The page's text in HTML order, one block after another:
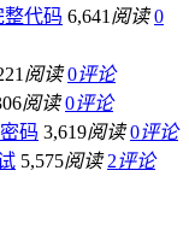
整代码 6,641 阅读 0
阅读 0评论
阅读 0评论
码 3,619阅读 0评论
5,575阅读 2评论